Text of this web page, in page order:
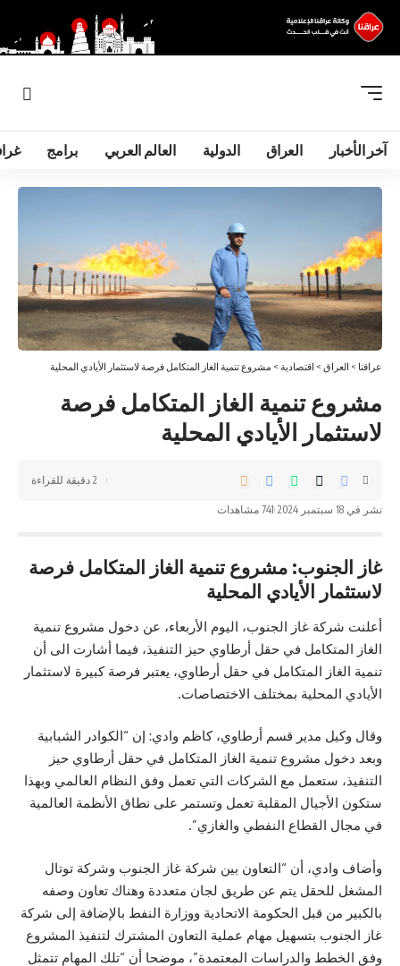
آخر الأخبار العراق الدولية العالم العربي برامج
عراقنا > العراق > اقتصادية > مشروع تنمية الغاز المتكامل فرصة لاستثمار الأيادي المحلية
مشروع تنمية الغاز المتكامل فرصة
لاستثمار الأيادي المحلية
نشر في 18 سبتمبر 2024 741 مشاهدات
2 دقيقة للقراءة
غاز الجنوب: مشروع تنمية الغاز المتكامل فرصة
لاستثمار الأيادي المحلية
أعلنت شركة غاز الجنوب، اليوم الأربعاء، عن دخول مشروع تنمية
الغاز المتكامل في حقل أرطاوي حيز التنفيذ، فيما أشارت الى أن
تنمية الغاز المتكامل في حقل أرطاوي، يعتبر فرصة كبيرة لاستثمار
الأيادي المحلية بمختلف الاختصاصات.
وقال وكيل مدير قسم أرطاوي، كاظم وادي: إن “الكوادر الشبابية
وبعد دخول مشروع تنمية الغاز المتكامل في حقل أرطاوي حيز
التنفيذ، ستعمل مع الشركات التي تعمل وفق النظام العالمي وبهذا
ستكون الأجيال المقلبة تعمل وتستمر على نطاق الأنظمة العالمية
في مجال القطاع النفطي والغازي”.
وأضاف وادي، أن “التعاون بين شركة غاز الجنوب وشركة توتال
المشغل للحقل يتم عن طريق لجان متعددة وهناك تعاون وصفه
بالكبير من قبل الحكومة الاتحادية ووزارة النفط بالإضافة إلى شركة
غاز الجنوب بتسهيل مهام عملية التعاون المشترك لتنفيذ المشروع
وفق الخطط والدراسات المعتمدة”، موضحا أن “تلك المهام تتمثل